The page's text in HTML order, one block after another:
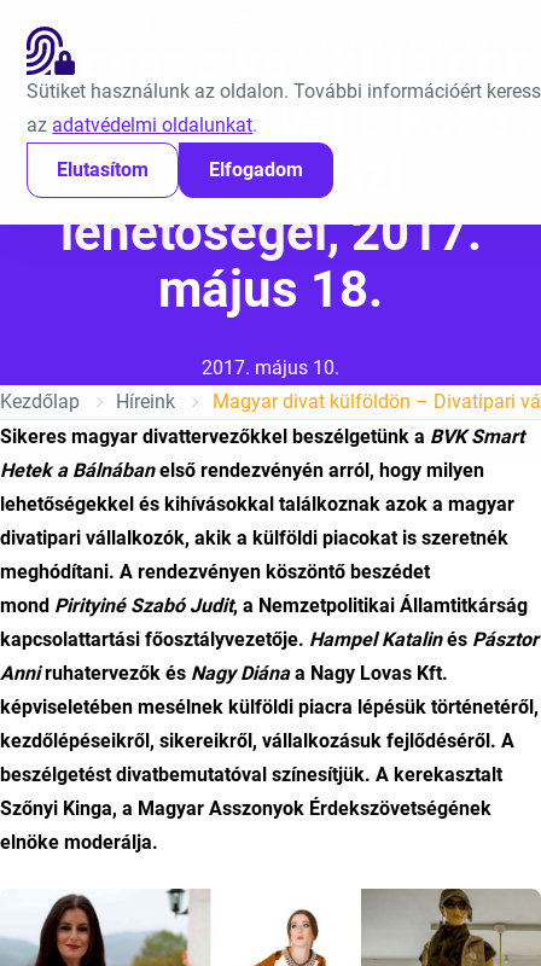
Sütiket használunk az oldalon. További információért
az adatvédelmi oldalunkat.
Elutasítom
Elfogadom
Ugrás a tartalomra
Magyar divat külföldön
– Divatipari vállalkozók
nemzetközi
lehetőségei, 2017.
május 18.
Közzétéve:
2017. május 10.
Kezdőlap
Híreink
Sikeres magyar divattervezőkkel beszélgetünk a BVK Smart
Hetek a Bálnábanelső rendezvényén arról, hogy milyen
lehetőségekkel és kihívásokkal találkoznak azok a magyar
divatipari vállalkozók, akik a külföldi piacokat is szeretnék
meghódítani. A rendezvényen köszöntő beszédet
mond Pirityiné Szabó Judit, a Nemzetpolitikai Államtitkárság
kapcsolattartási főosztályvezetője. Hampel Katalinés Pásztor
Anniruhatervezők és Nagy Diánaa Nagy Lovas Kft.
képviseletében mesélnek külföldi piacra lépésük történetéről,
kezdőlépéseikről, sikereikről, vállalkozásuk fejlődéséről. A
beszélgetést divatbemutatóval színesítjük. A kerekasztalt
Szőnyi Kinga, a Magyar Asszonyok Érdekszövetségének
elnöke moderálja.